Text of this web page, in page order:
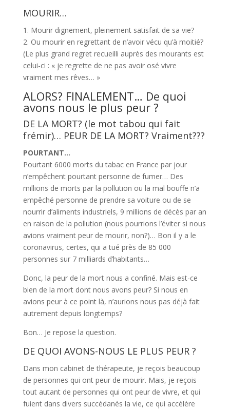
MOURIR…
1. Mourir dignement, pleinement satisfait de sa vie?
2. Ou mourir en regrettant de n’avoir vécu qu’à moitié?
(Le plus grand regret recueilli auprès des mourants est
celui-ci : « je regrette de ne pas avoir osé vivre
vraiment mes rêves… »
ALORS? FINALEMENT… De quoi
avons nous le plus peur ?
DE LA MORT? (le mot tabou qui fait
frémir)… PEUR DE LA MORT? Vraiment???
POURTANT…
Pourtant 6000 morts du tabac en France par jour
n’empêchent pourtant personne de fumer… Des
millions de morts par la pollution ou la mal bouffe n’a
empêché personne de prendre sa voiture ou de se
nourrir d’aliments industriels, 9 millions de décès par an
en raison de la pollution (nous pourrions l’éviter si nous
avions vraiment peur de mourir, non?)… Bon il y a le
coronavirus, certes, qui a tué près de 85 000
personnes sur 7 milliards d’habitants…
Donc, la peur de la mort nous a confiné. Mais est-ce
bien de la mort dont nous avons peur? Si nous en
avions peur à ce point là, n’aurions nous pas déjà fait
autrement depuis longtemps?
Bon… Je repose la question.
DE QUOI AVONS-NOUS LE PLUS PEUR ?
Dans mon cabinet de thérapeute, je reçois beaucoup
de personnes qui ont peur de mourir. Mais, je reçois
tout autant de personnes qui ont peur de vivre, et qui
fuient dans divers succédanés la vie, ce qui accélère